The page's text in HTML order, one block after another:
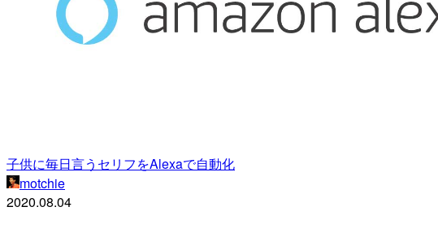
子供に毎日言うセリフをAlexaで自動化
motchie
2020.08.04